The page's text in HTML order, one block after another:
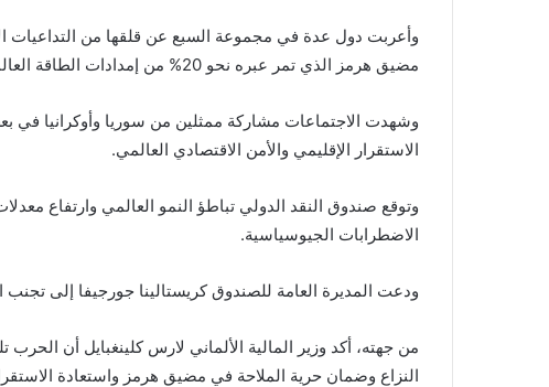
وأعربت دول عدة في مجموعة السبع عن قلقها من التداعيات
مضيق هرمز الذي تمر عبره نحو 20% من إمدادات الطاقة العالمية.
وشهدت الاجتماعات مشاركة ممثلين من سوريا وأوكرانيا
الاستقرار الإقليمي والأمن الاقتصادي العالمي.
الاضطرابات الجيوسياسية.
ودعت المديرة العامة للصندوق كريستالينا جورجيفا إلى تجنب
من جهته، أكد وزير المالية الألماني لارس كلينغبايل أن الحرب
النزاع وضمان حرية الملاحة في مضيق هرمز واستعادة